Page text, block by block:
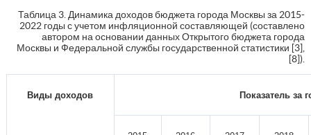
Таблица 3. Динамика доходов бюджета города Москвы за 2015-
2022 годы с учетом инфляционной составляющей (составлено
автором на основании данных Открытого бюджета города
Москвы и Федеральной службы государственной статистики [3],
[8]).
Виды доходов Показатель за